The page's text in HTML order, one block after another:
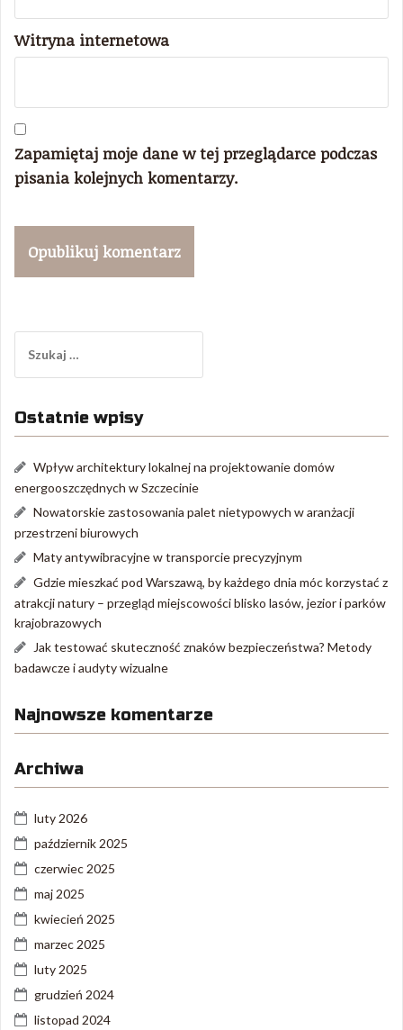
Witryna internetowa
Zapamiętaj moje dane w tej przeglądarce podczas
pisania kolejnych komentarzy.
Ostatnie wpisy
Wpływ architektury lokalnej na projektowanie domów
energooszczędnych w Szczecinie
Nowatorskie zastosowania palet nietypowych w aranżacji
przestrzeni biurowych
Maty antywibracyjne w transporcie precyzyjnym
Gdzie mieszkać pod Warszawą, by każdego dnia móc korzystać z
atrakcji natury – przegląd miejscowości blisko lasów, jezior i parków
krajobrazowych
Jak testować skuteczność znaków bezpieczeństwa? Metody
badawcze i audyty wizualne
Najnowsze komentarze
Archiwa
luty 2026
październik 2025
czerwiec 2025
maj 2025
kwiecień 2025
marzec 2025
luty 2025
grudzień 2024
listopad 2024